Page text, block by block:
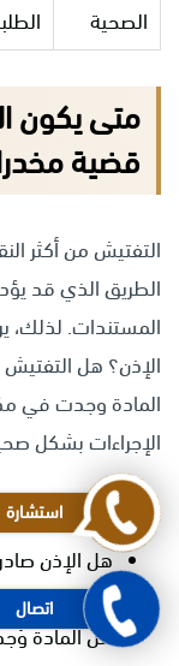
الصحية
متى يكون
قضية
التفتيش من أكثر
الطريق الذي قد
المستندات. لذلك،
الإذن؟ هل
المادة وجدت في
الإجراءات بشكل
هل تم
هل الإذن
هل التفتيش
هل المادة
اتصال
استشارة